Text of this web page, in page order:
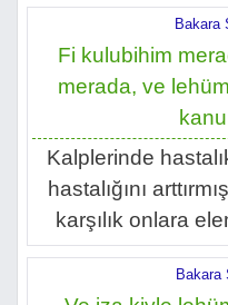
Bakara
Fi kulubihim
merada, ve
Kalplerinde
hastalığını
karşılık onlara
Bakara